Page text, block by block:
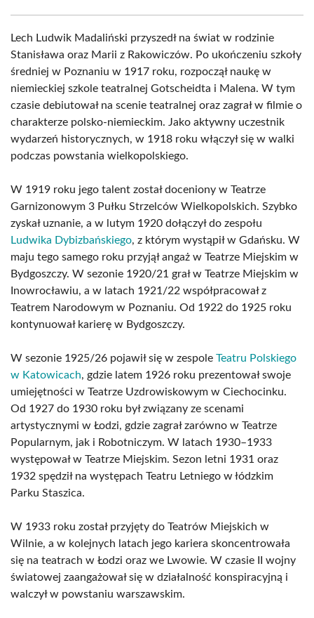
Lech Ludwik Madaliński przyszedł na świat w rodzinie
Stanisława oraz Marii z Rakowiczów. Po ukończeniu szkoły
średniej w Poznaniu w 1917 roku, rozpoczął naukę w
niemieckiej szkole teatralnej Gotscheidta i Malena. W tym
czasie debiutował na scenie teatralnej oraz zagrał w filmie o
charakterze polsko-niemieckim. Jako aktywny uczestnik
wydarzeń historycznych, w 1918 roku włączył się w walki
podczas powstania wielkopolskiego.
W 1919 roku jego talent został doceniony w Teatrze
Garnizonowym 3 Pułku Strzelców Wielkopolskich. Szybko
zyskał uznanie, a w lutym 1920 dołączył do zespołu
Ludwika Dybizbańskiego, z którym wystąpił w Gdańsku. W
maju tego samego roku przyjął angaż w Teatrze Miejskim w
Bydgoszczy. W sezonie 1920/21 grał w Teatrze Miejskim w
Inowrocławiu, a w latach 1921/22 współpracował z
Teatrem Narodowym w Poznaniu. Od 1922 do 1925 roku
kontynuował karierę w Bydgoszczy.
W sezonie 1925/26 pojawił się w zespole Teatru Polskiego
w Katowicach, gdzie latem 1926 roku prezentował swoje
umiejętności w Teatrze Uzdrowiskowym w Ciechocinku.
Od 1927 do 1930 roku był związany ze scenami
artystycznymi w Łodzi, gdzie zagrał zarówno w Teatrze
Popularnym, jak i Robotniczym. W latach 1930–1933
występował w Teatrze Miejskim. Sezon letni 1931 oraz
1932 spędził na występach Teatru Letniego w łódzkim
Parku Staszica.
W 1933 roku został przyjęty do Teatrów Miejskich w
Wilnie, a w kolejnych latach jego kariera skoncentrowała
się na teatrach w Łodzi oraz we Lwowie. W czasie II wojny
światowej zaangażował się w działalność konspiracyjną i
walczył w powstaniu warszawskim.